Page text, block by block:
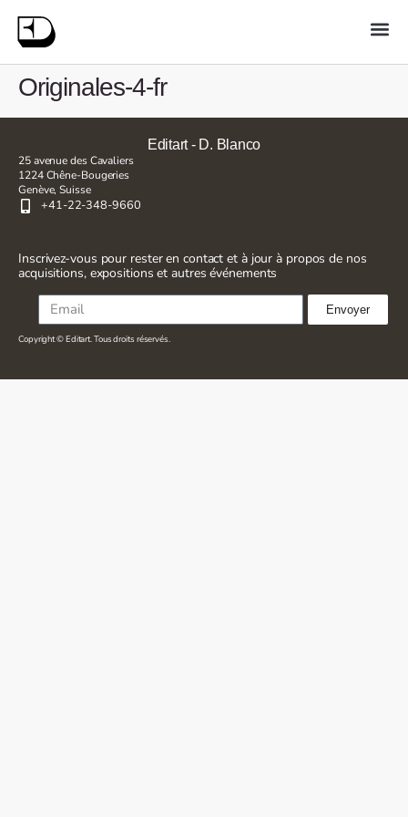
Originales-4-fr
Editart - D. Blanco
25 avenue des Cavaliers
1224 Chêne-Bougeries
Genève, Suisse
+41-22-348-9660
Inscrivez-vous pour rester en contact et à jour à propos de nos
acquisitions, expositions et autres événements
Envoyer
Copyright © Editart. Tous droits réservés.